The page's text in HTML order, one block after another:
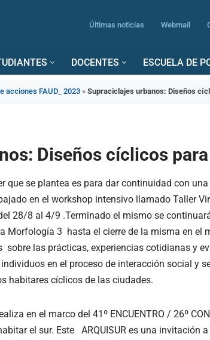
Últimas noticias Webmail
DOCENTES ESCUELA DE
acciones FAUD_ 2023 » Supraciclajes urbanos: Diseños
Diseños cíclicos
que se plantea es para dar continuidad con
en el workshop intensivo llamado Taller
28/8 al 4/9 .Terminado el mismo se
Morfología 3 hasta el cierre de la misma en el
las prácticas, experiencias cotidianas y
en el proceso de interacción social y
habitares cíclicos de las ciudades.
en el marco del 41º ENCUENTRO / 26º
el sur. Este ARQUISUR es una invitación